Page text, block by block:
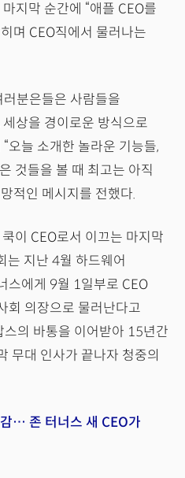
지막 순간에 “애플 CEO를
며 CEO직에서 물러나는
분은들은 사람들을
상을 경이로운 방식으로
오늘 소개한 놀라운 기능들,
것들을 볼 때 최고는 아직
적인 메시지를 전했다.
이 CEO로서 이끄는 마지막
는 지난 4월 하드웨어
스에게 9월 1일부로 CEO
회 의장으로 물러난다고
의 바통을 이어받아 15년간
무대 인사가 끝나자 청중의
… 존 터너스 새 CEO가